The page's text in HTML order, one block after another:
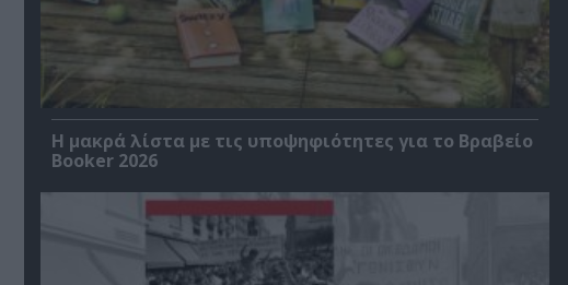
Η μακρά λίστα με τις υποψηφιότητες για το Βραβείο
Booker 2026